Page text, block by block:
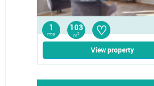
1
rms
103
m2 ♡
View property